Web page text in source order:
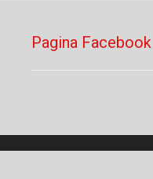
Pagina Facebook